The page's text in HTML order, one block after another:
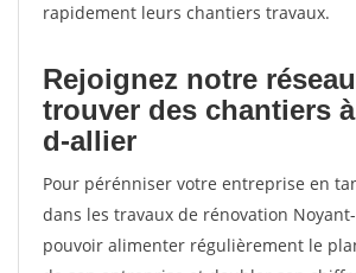
rapidement leurs chantiers travaux.
Rejoignez notre
trouver des chantiers
d-allier
Pour pérénniser votre entreprise en
dans les travaux de rénovation
pouvoir alimenter régulièrement le